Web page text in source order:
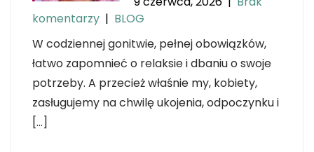
komentarzy | BLOG
W codziennej gonitwie, pełnej obowiązków,
łatwo zapomnieć o relaksie i dbaniu o swoje
potrzeby. A przecież właśnie my, kobiety,
zasługujemy na chwilę ukojenia, odpoczynku i
[…]